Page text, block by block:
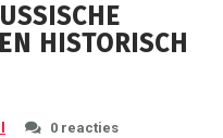
HISTORISCH
0 reacties